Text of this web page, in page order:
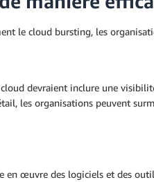
le cloud bursting, les
cloud devraient inclure une
les organisations peuvent
en œuvre des logiciels et des